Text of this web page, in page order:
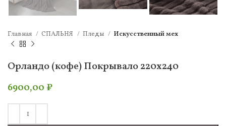
Главная СПАЛЬНЯ Пледы Искусcтвенный мех
Орландо (кофе) Покрывало 220х240
6900,00 ₽